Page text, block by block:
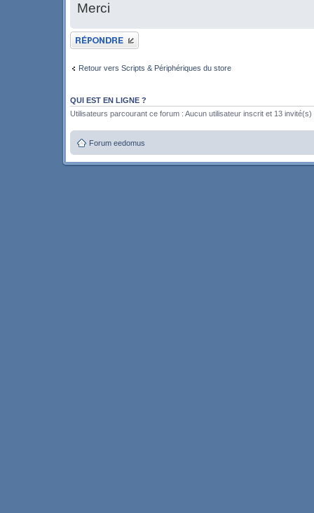
Merci
Publier une réponse
Retour vers Scripts & Périphériques du store
QUI EST EN LIGNE ?
Utilisateurs parcourant ce forum : Aucun utilisateur inscrit et 13 invité(s)
Forum eedomus